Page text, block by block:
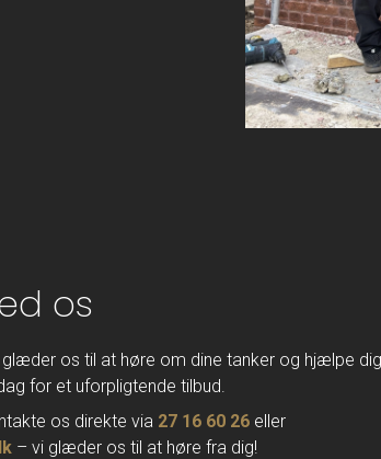
os
glæder os til at høre om dine tanker og hjælpe
for et uforpligtende tilbud.
os direkte via 27 16 60 26 eller
– vi glæder os til at høre fra dig!